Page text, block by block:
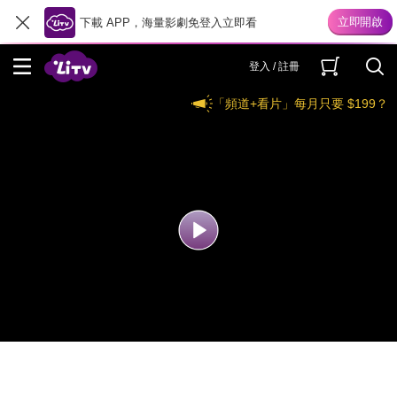
下載 APP，海量影劇免登入立即看
登入 / 註冊
「頻道+看片」每月只要 $199？